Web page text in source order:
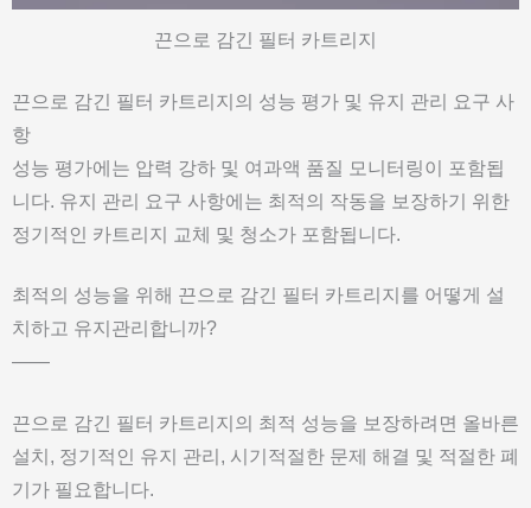
끈으로 감긴 필터 카트리지
끈으로 감긴 필터 카트리지의 성능 평가 및 유지 관리 요구 사
항
성능 평가에는 압력 강하 및 여과액 품질 모니터링이 포함됩
니다. 유지 관리 요구 사항에는 최적의 작동을 보장하기 위한
정기적인 카트리지 교체 및 청소가 포함됩니다.
최적의 성능을 위해 끈으로 감긴 필터 카트리지를 어떻게 설
치하고 유지관리합니까?
——
끈으로 감긴 필터 카트리지의 최적 성능을 보장하려면 올바른
설치, 정기적인 유지 관리, 시기적절한 문제 해결 및 적절한 폐
기가 필요합니다.